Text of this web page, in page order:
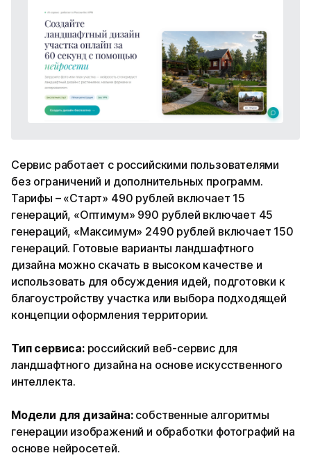
Сервис работает с российскими пользователями
без ограничений и дополнительных программ.
Тарифы – «Старт» 490 рублей включает 15
генераций, «Оптимум» 990 рублей включает 45
генераций, «Максимум» 2490 рублей включает 150
генераций. Готовые варианты ландшафтного
дизайна можно скачать в высоком качестве и
использовать для обсуждения идей, подготовки к
благоустройству участка или выбора подходящей
концепции оформления территории.
Тип сервиса: российский веб-сервис для
ландшафтного дизайна на основе искусственного
интеллекта.
Модели для дизайна: собственные алгоритмы
генерации изображений и обработки фотографий на
основе нейросетей.